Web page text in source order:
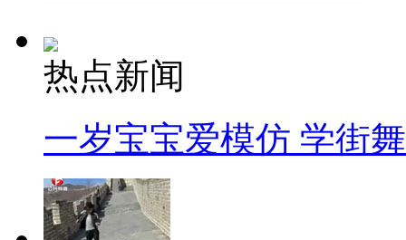
热点新闻
一岁宝宝爱模仿 学街